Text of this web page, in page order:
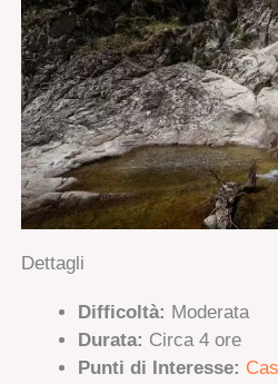
Dettagli
Difficoltà: Moderata
Durata: Circa 4 ore
Punti di Interesse: